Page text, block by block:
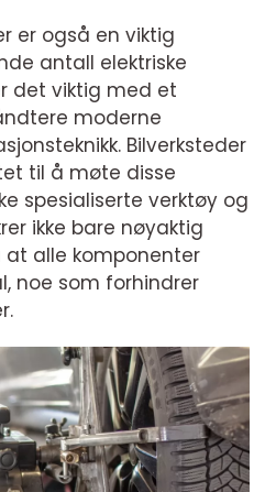
er også en viktig
antall elektriske
det viktig med et
moderne
Bilverksteder
til å møte disse
spesialiserte verktøy og
ikke bare nøyaktig
at alle komponenter
noe som forhindrer